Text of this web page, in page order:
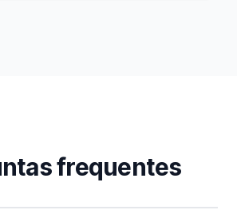
frequentes